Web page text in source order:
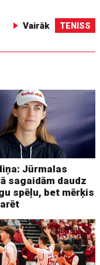
Vairāk TENISS
Jūrmalas
sagaidām daudz
spēļu, bet mērķis